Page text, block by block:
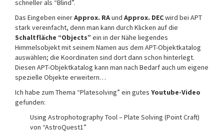
schneller als “Blind”.
Das Eingeben einerApprox. RAund Approx. DECwird bei APT
stark vereinfacht, denn man kann durch Klicken auf die
Schaltfläche “Objects” ein in der Nähe liegendes
Himmelsobjekt mit seinem Namen aus dem APT-Objektkatalog
auswählen; die Koordinaten sind dort dann schon hinterlegt.
Diesen APT-Objektkatalog kann man nach Bedarf auch um eigene
spezielle Objekte erweitern…
Ich habe zum Thema “Platesolving” ein gutes Youtube-Video
gefunden:
Using Astrophotography Tool – Plate Solving (Point Craft)
von “AstroQuest1”